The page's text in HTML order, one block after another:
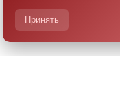
Принять